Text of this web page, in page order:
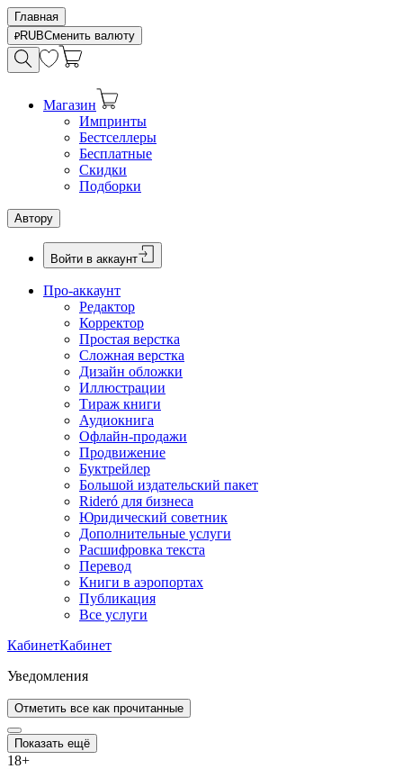
Главная
RUBСменить валюту
Магазин
Импринты
Бестселлеры
Бесплатные
Скидки
Подборки
Автору
Войти в аккаунт
Про-аккаунт
Редактор
Корректор
Простая верстка
Сложная верстка
Дизайн обложки
Иллюстрации
Тираж книги
Аудиокнига
Офлайн-продажи
Продвижение
Буктрейлер
Большой издательский пакет
Rideró для бизнеса
Юридический советник
Дополнительные услуги
Расшифровка текста
Перевод
Книги в аэропортах
Публикация
Все услуги
КабинетКабинет
Уведомления
Отметить все как прочитанные
Показать ещё
18+